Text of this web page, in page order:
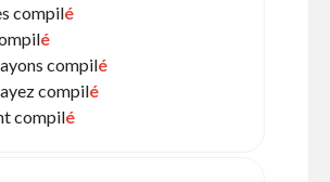
compilé
é
compilé
compilé
compilé